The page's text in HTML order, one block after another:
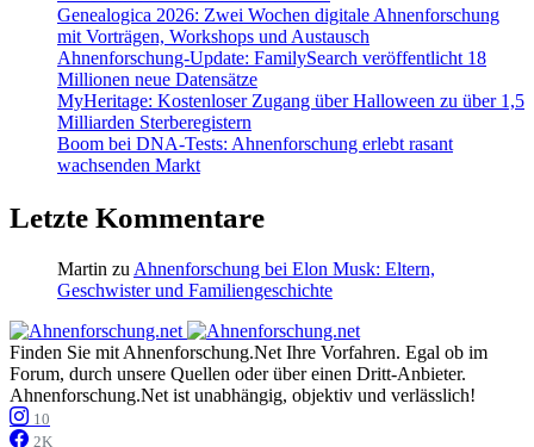
Genealogica 2026: Zwei Wochen digitale Ahnenforschung
mit Vorträgen, Workshops und Austausch
Ahnenforschung-Update: FamilySearch veröffentlicht 18
Millionen neue Datensätze
MyHeritage: Kostenloser Zugang über Halloween zu über 1,5
Milliarden Sterberegistern
Boom bei DNA-Tests: Ahnenforschung erlebt rasant
wachsenden Markt
Letzte Kommentare
Martin zuAhnenforschung bei Elon Musk: Eltern,
Geschwister und Familiengeschichte
Finden Sie mit Ahnenforschung.Net Ihre Vorfahren. Egal ob im
Forum, durch unsere Quellen oder über einen Dritt-Anbieter.
Ahnenforschung.Net ist unabhängig, objektiv und verlässlich!
10
2K